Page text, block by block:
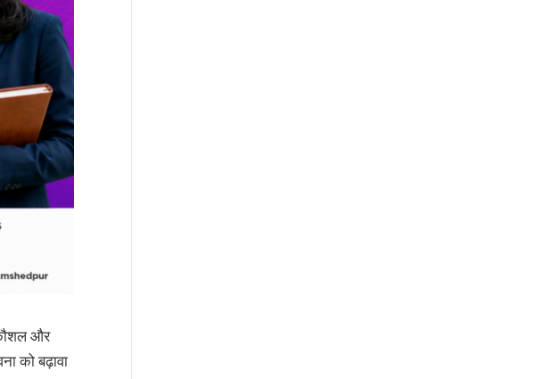
और
को बढ़ावा